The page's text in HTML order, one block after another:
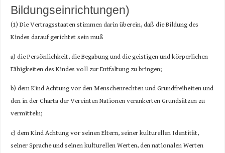
Bildungseinrichtungen)
(1) Die Vertragsstaaten stimmen darin überein, daß die Bildung des
Kindes darauf gerichtet sein muß
a) die Persönlichkeit, die Begabung und die geistigen und körperlichen
Fähigkeiten des Kindes voll zur Entfaltung zu bringen;
b) dem Kind Achtung vor den Menschenrechten und Grundfreiheiten und
den in der Charta der Vereinten Nationen verankerten Grundsätzen zu
vermitteln;
c) dem Kind Achtung vor seinen Eltern, seiner kulturellen Identität,
seiner Sprache und seinen kulturellen Werten, den nationalen Werten